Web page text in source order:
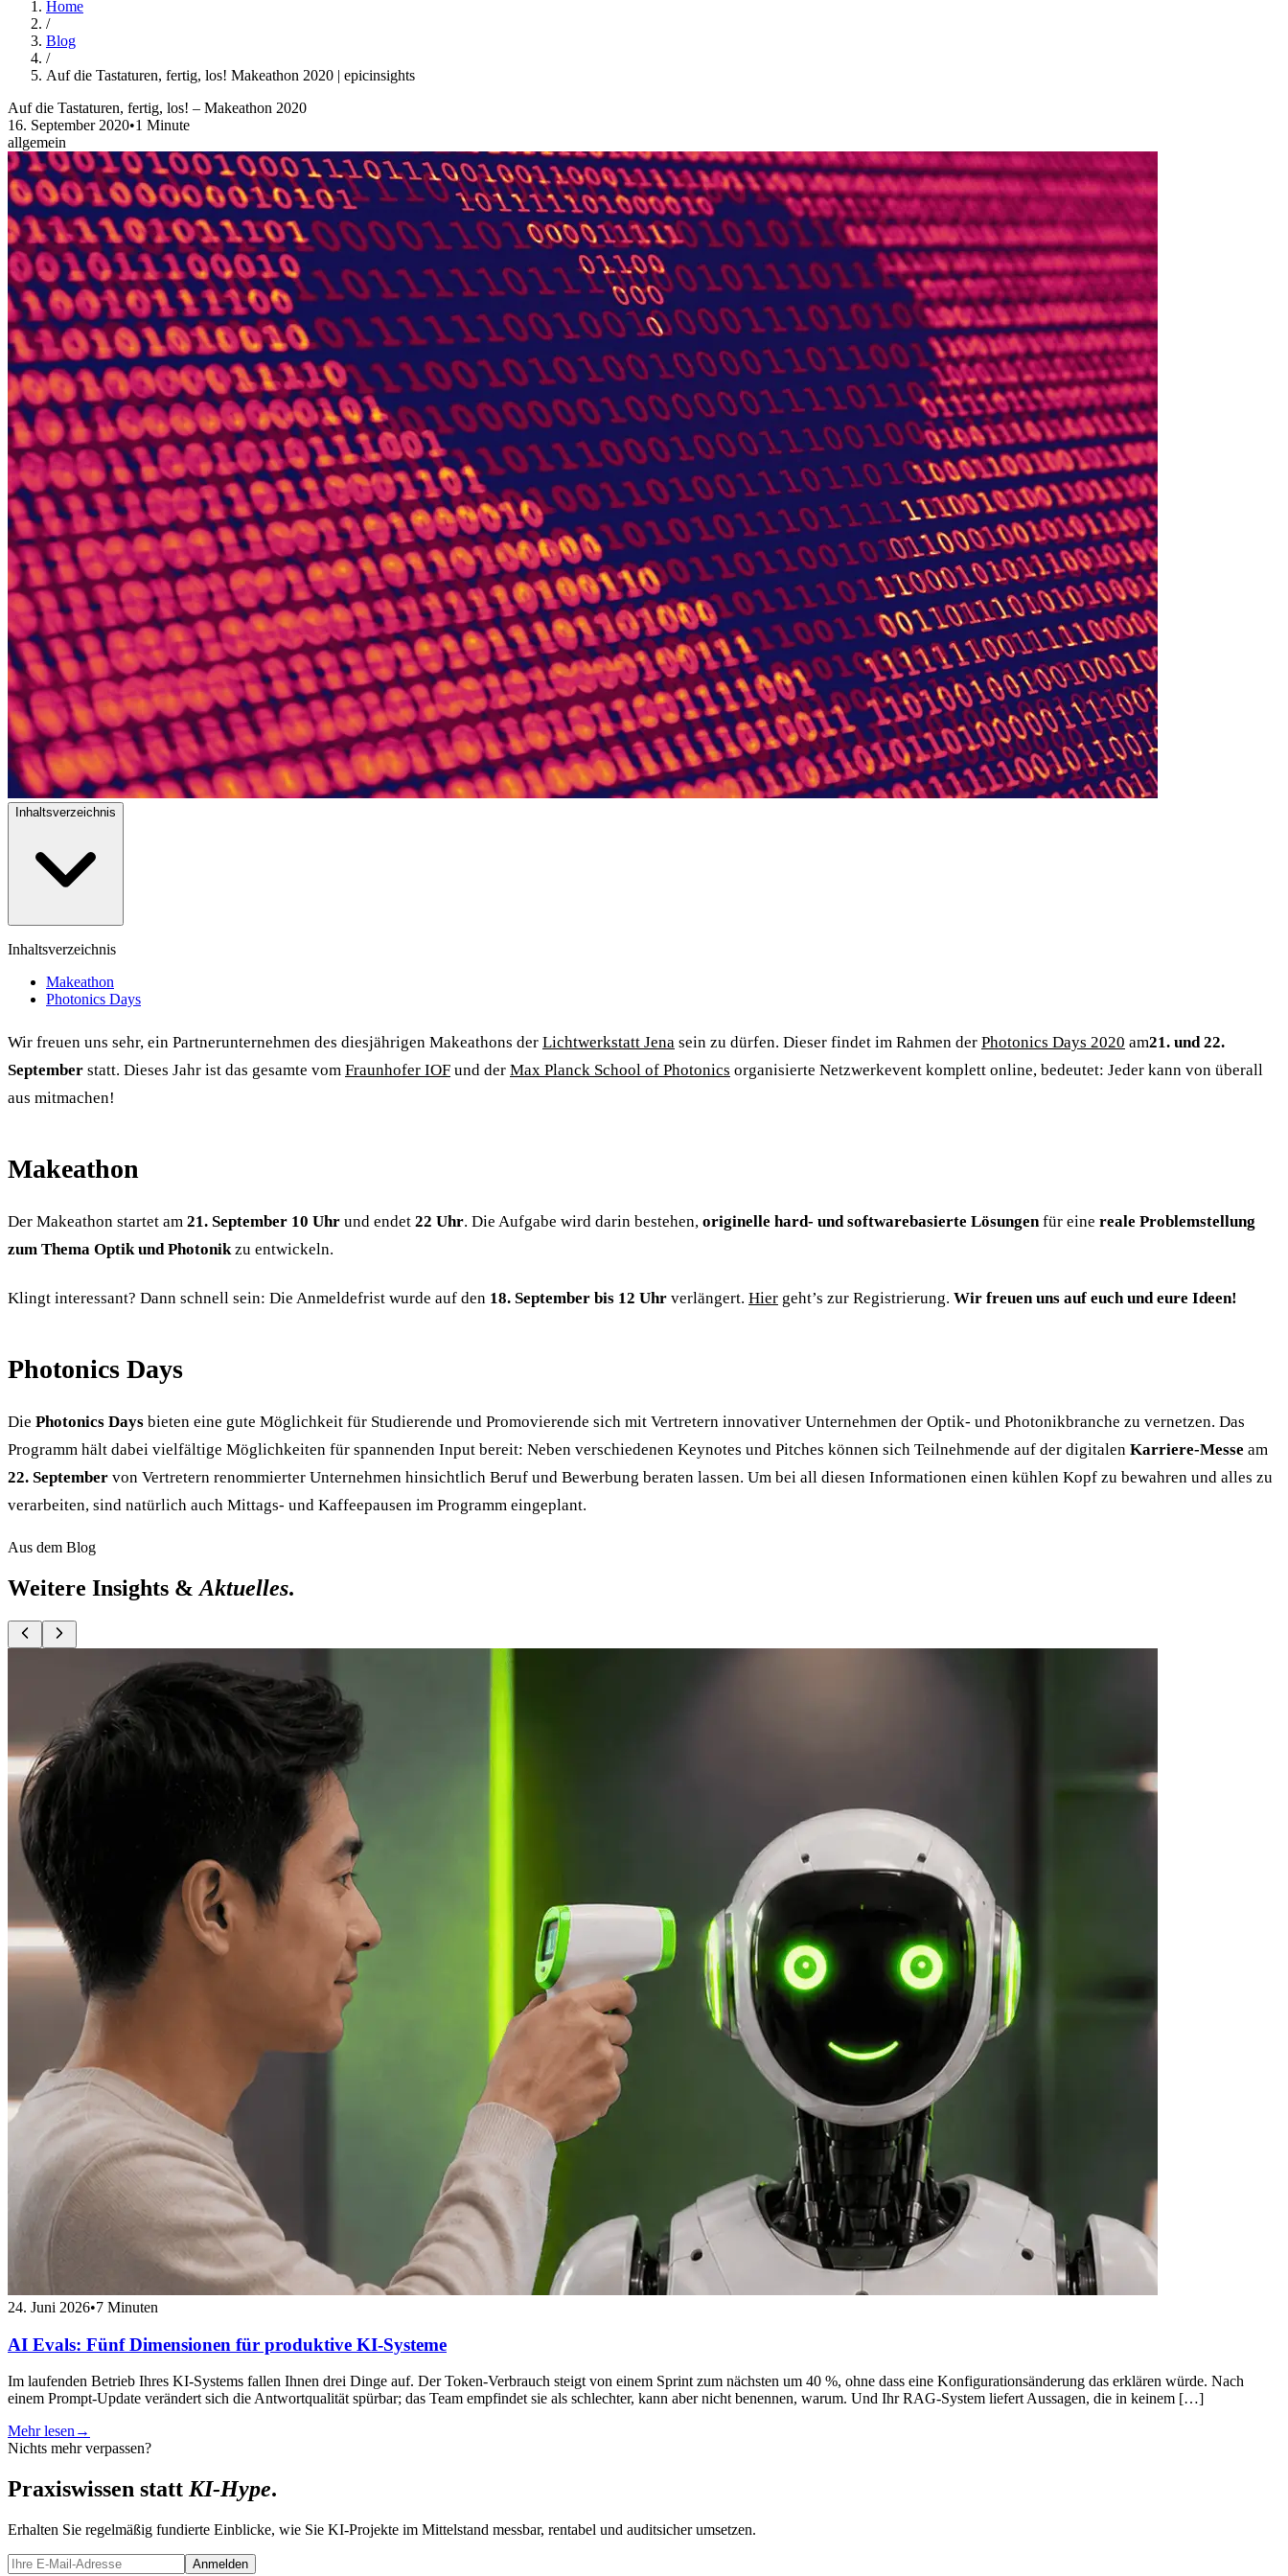
Home
/
Blog
/
Auf die Tastaturen, fertig, los! Makeathon 2020 | epicinsights
Auf die Tastaturen, fertig, los! – Makeathon 2020
16. September 2020•1 Minute
allgemein
Inhaltsverzeichnis
Inhaltsverzeichnis
Makeathon
Photonics Days
Wir freuen uns sehr, ein Partnerunternehmen des diesjährigen Makeathons der Lichtwerkstatt Jena sein zu dürfen. Dieser findet im Rahmen der Photonics Days 2020 am21. und 22.
September statt. Dieses Jahr ist das gesamte vom Fraunhofer IOF und der Max Planck School of Photonics organisierte Netzwerkevent komplett online, bedeutet: Jeder kann von überall
aus mitmachen!
Makeathon
Der Makeathon startet am 21. September 10 Uhr und endet 22 Uhr. Die Aufgabe wird darin bestehen, originelle hard- und softwarebasierte Lösungenfür eine reale Problemstellung
zum Thema Optik und Photonikzu entwickeln.
Klingt interessant? Dann schnell sein: Die Anmeldefrist wurde auf den 18. September bis 12 Uhr verlängert. Hier geht’s zur Registrierung. Wir freuen uns auf euch und eure Ideen!
Photonics Days
Die Photonics Days bieten eine gute Möglichkeit für Studierende und Promovierende sich mit Vertretern innovativer Unternehmen der Optik- und Photonikbranche zu vernetzen. Das
Programm hält dabei vielfältige Möglichkeiten für spannenden Input bereit: Neben verschiedenen Keynotes und Pitches können sich Teilnehmende auf der digitalen Karriere-Messe am
22. September von Vertretern renommierter Unternehmen hinsichtlich Beruf und Bewerbung beraten lassen. Um bei all diesen Informationen einen kühlen Kopf zu bewahren und alles zu
verarbeiten, sind natürlich auch Mittags- und Kaffeepausen im Programm eingeplant.
Aus dem Blog
Weitere Insights & Aktuelles.
24. Juni 2026•7 Minuten
AI Evals: Fünf Dimensionen für produktive KI-Systeme
Im laufenden Betrieb Ihres KI-Systems fallen Ihnen drei Dinge auf. Der Token-Verbrauch steigt von einem Sprint zum nächsten um 40 %, ohne dass eine Konfigurationsänderung das erklären würde. Nach
einem Prompt-Update verändert sich die Antwortqualität spürbar; das Team empfindet sie als schlechter, kann aber nicht benennen, warum. Und Ihr RAG-System liefert Aussagen, die in keinem […]
Mehr lesen→
Nichts mehr verpassen?
Praxiswissen statt KI-Hype.
Erhalten Sie regelmäßig fundierte Einblicke, wie Sie KI-Projekte im Mittelstand messbar, rentabel und auditsicher umsetzen.
Anmelden